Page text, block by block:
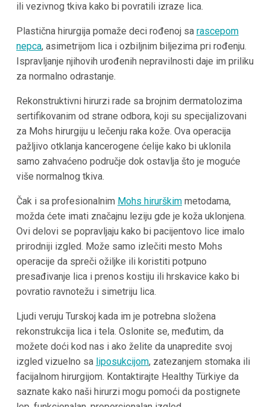
ili vezivnog tkiva kako bi povratili izraze lica.
Plastična hirurgija pomaže deci rođenoj sa rascepom
nepca, asimetrijom lica i ozbiljnim biljezima pri rođenju.
Ispravljanje njihovih urođenih nepravilnosti daje im priliku
za normalno odrastanje.
Rekonstruktivni hirurzi rade sa brojnim dermatolozima
sertifikovanim od strane odbora, koji su specijalizovani
za Mohs hirurgiju u lečenju raka kože. Ova operacija
pažljivo otklanja kancerogene ćelije kako bi uklonila
samo zahvaćeno područje dok ostavlja što je moguće
više normalnog tkiva.
Čak i sa profesionalnim Mohs hirurškimmetodama,
možda ćete imati značajnu leziju gde je koža uklonjena.
Ovi delovi se popravljaju kako bi pacijentovo lice imalo
prirodniji izgled. Može samo izlečiti mesto Mohs
operacije da spreči ožiljke ili koristiti potpuno
presađivanje lica i prenos kostiju ili hrskavice kako bi
povratio ravnotežu i simetriju lica.
Ljudi veruju Turskoj kada im je potrebna složena
rekonstrukcija lica i tela. Oslonite se, međutim, da
možete doći kod nas i ako želite da unapredite svoj
izgled vizuelno sa liposukcijom, zatezanjem stomaka ili
facijalnom hirurgijom. Kontaktirajte Healthy Türkiye da
saznate kako naši hirurzi mogu pomoći da postignete